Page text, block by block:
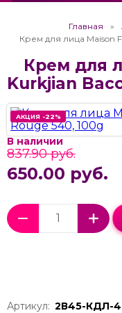
Главная
Крем для лица Maison
Крем для
Kurkjian
АКЦИЯ -22%
АКЦИЯ -22%
В наличии
837.90 руб.
650.00 руб.
Артикул: 2В45-КДЛ-4